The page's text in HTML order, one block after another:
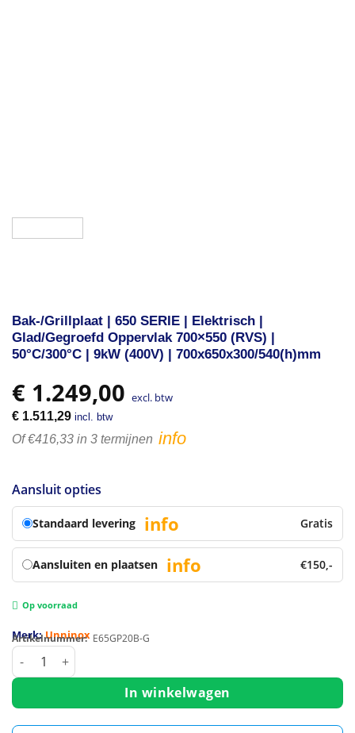
Bak-/Grillplaat | 650 SERIE | Elektrisch |
Glad/Gegroefd Oppervlak 700×550 (RVS) |
50°C/300°C | 9kW (400V) | 700x650x300/540(h)mm
€ 1.249,00 excl. btw
€ 1.511,29 incl. btw
Of €416,33 in 3 termijnen info
Aansluit opties
Standaard levering info Gratis
Aansluiten en plaatsen info €150,-
Op voorraad
Merk: Unninox
Artikelnummer: E65GP20B-G
Bak-/Grillplaat | 650 SERIE | Elektrisch | Glad/Gegroefd
In winkelwagen